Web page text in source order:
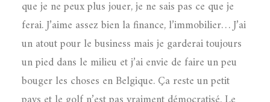
que je ne peux plus jouer, je ne sais pas ce que je
ferai. J’aime assez bien la finance, l’immobilier… J’ai
un atout pour le business mais je garderai toujours
un pied dans le milieu et j’ai envie de faire un peu
bouger les choses en Belgique. Ça reste un petit